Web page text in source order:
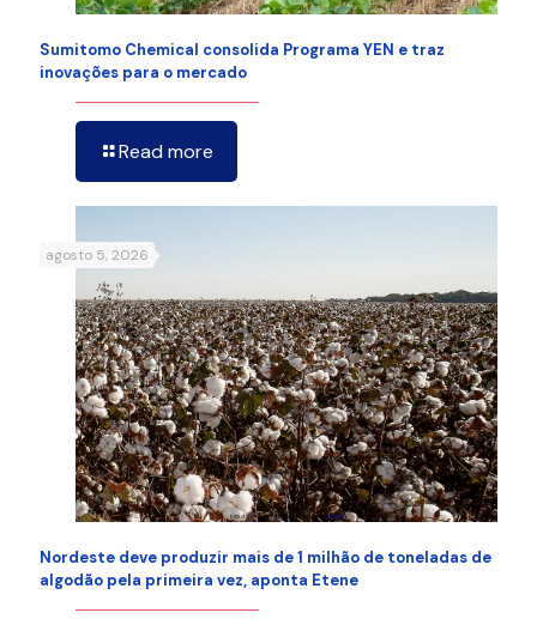
Sumitomo Chemical consolida Programa YEN e traz
inovações para o mercado
Read more
agosto 5, 2026
Nordeste deve produzir mais de 1 milhão de toneladas de
algodão pela primeira vez, aponta Etene